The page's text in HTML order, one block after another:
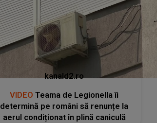
kanald2.ro
VIDEO Teama de Legionella îi
determină pe români să renunțe la
aerul condiționat în plină caniculă